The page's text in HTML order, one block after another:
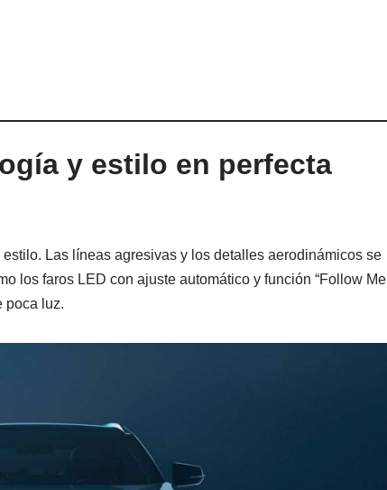
y estilo en perfecta
Las líneas agresivas y los detalles aerodinámicos se
los faros LED con ajuste automático y función “Follow Me
poca luz.